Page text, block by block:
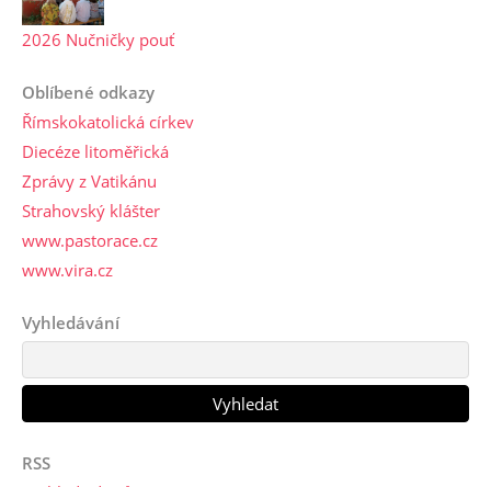
2026 Nučničky pouť
Oblíbené odkazy
Římskokatolická církev
Diecéze litoměřická
Zprávy z Vatikánu
Strahovský klášter
www.pastorace.cz
www.vira.cz
Vyhledávání
RSS